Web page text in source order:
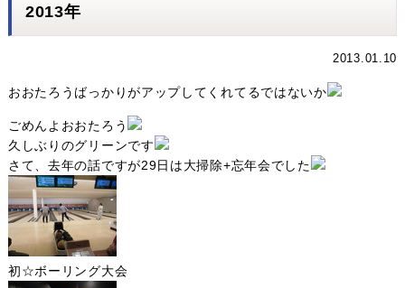
2013年
2013.01.10
おおたろうばっかりがアップしてくれてるではないか
ごめんよおおたろう
久しぶりのグリーンです
さて、去年の話ですが29日は大掃除+忘年会でした
初☆ボーリング大会